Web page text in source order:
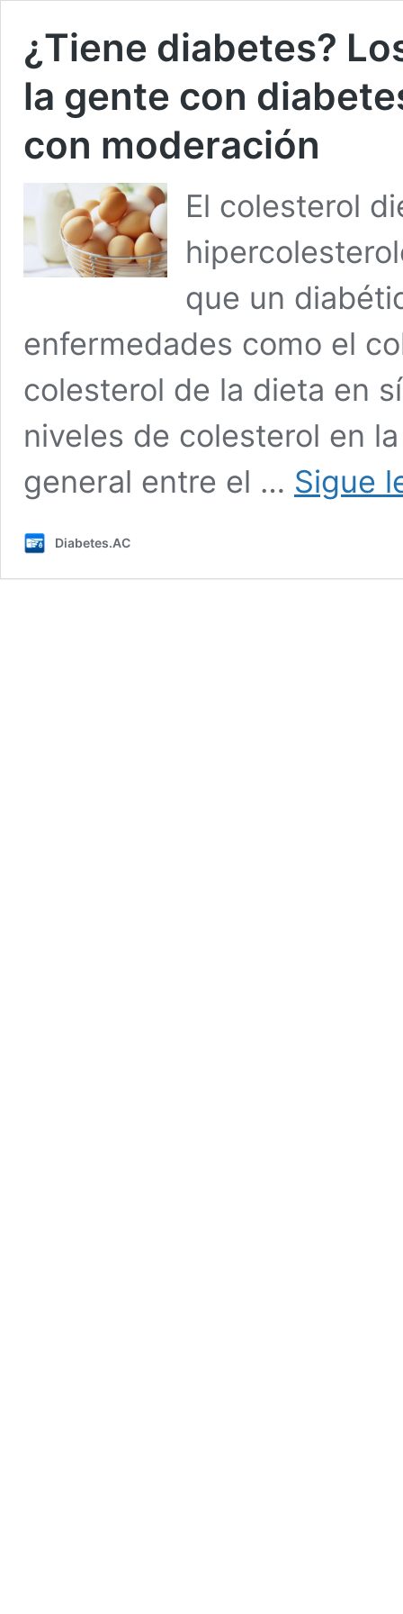
¿Tiene diabetes?
la gente con
con moderación
El colesterol
que un
enfermedades como el
colesterol de la dieta en
niveles de colesterol en
general entre el … Sigue
Diabetes.AC